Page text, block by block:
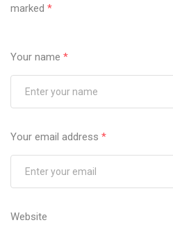
marked *
Your name *
Your email address *
Website